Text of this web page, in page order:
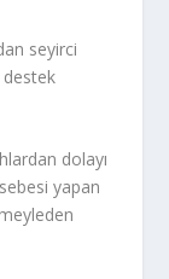
seyirci
destek
dolayı
yapan